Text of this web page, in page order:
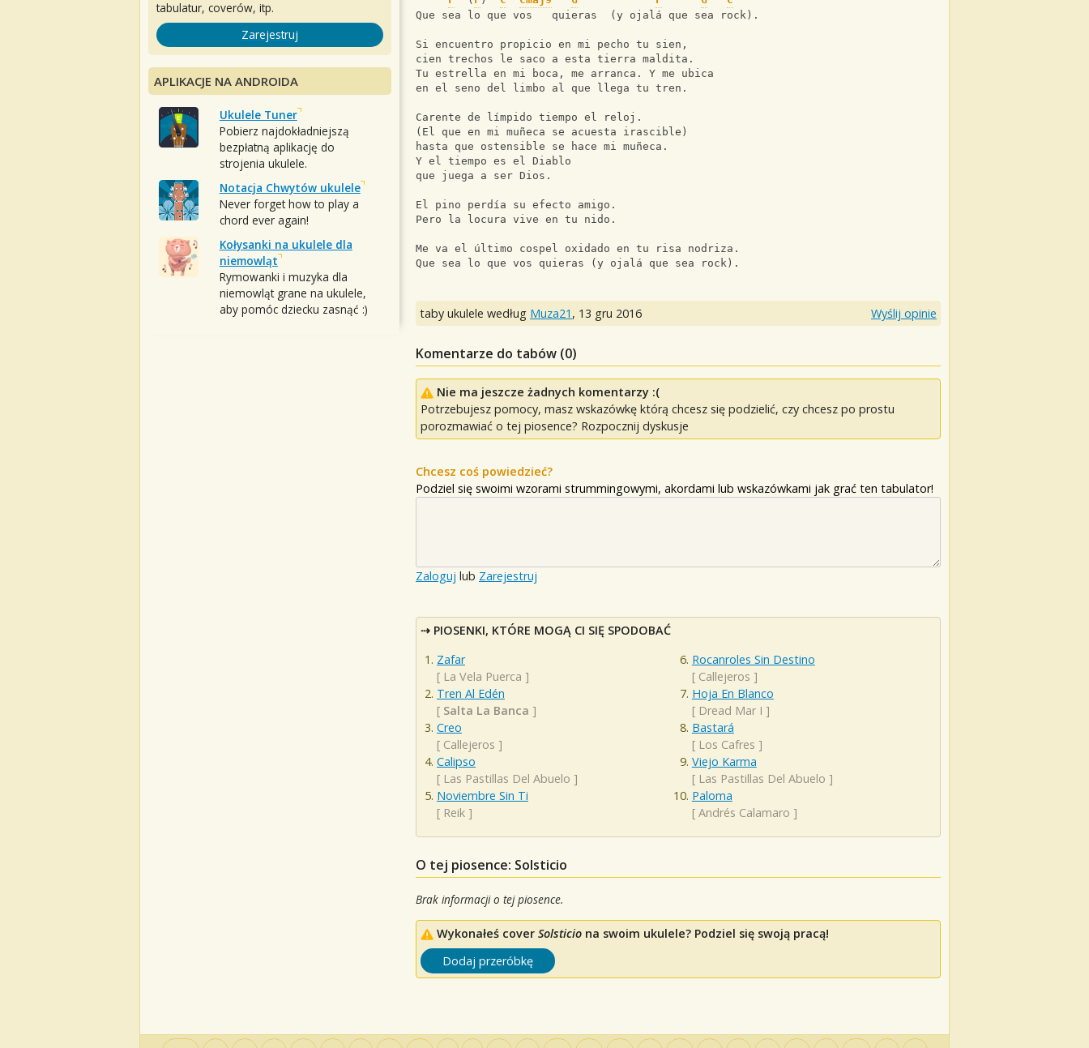
Que sea lo que vos   quieras  (y ojalá que sea rock).
Si encuentro propicio en mi pecho tu sien,
cien trechos le saco a esta tierra maldita.
Tu estrella en mi boca, me arranca. Y me ubica
en el seno del limbo al que llega tu tren.
Carente de límpido tiempo el reloj.
(El que en mi muñeca se acuesta irascible)
hasta que ostensible se hace mi muñeca.
Y el tiempo es el Diablo
que juega a ser Dios.
El pino perdía su efecto amigo.
Pero la locura vive en tu nido.
Me va el último cospel oxidado en tu risa nodriza.
Que sea lo que vos quieras (y ojalá que sea rock).
taby ukulele według Muza21 , 13 gru 2016 Wyślij opinie
Komentarze do tabów (0)
Nie ma jeszcze żadnych komentarzy :(
Potrzebujesz pomocy, masz wskazówkę którą chcesz się podzielić, czy chcesz po prostu
porozmawiać o tej piosence? Rozpocznij dyskusje
Chcesz coś powiedzieć?
Podziel się swoimi wzorami strummingowymi, akordami lub wskazówkami jak grać ten tabulator!
Zaloguj lub Zarejestruj
PIOSENKI, KTÓRE MOGĄ CI SIĘ SPODOBAĆ
Zafar
[ La Vela Puerca ]
Tren Al Edén
[ Salta La Banca ]
Creo
[ Callejeros ]
Calipso
[ Las Pastillas Del Abuelo ]
Noviembre Sin Ti
[ Reik ]
Rocanroles Sin Destino
[ Callejeros ]
Hoja En Blanco
[ Dread Mar I ]
Bastará
[ Los Cafres ]
Viejo Karma
[ Las Pastillas Del Abuelo ]
Paloma
[ Andrés Calamaro ]
O tej piosence: Solsticio
Brak informacji o tej piosence.
Wykonałeś cover Solsticio na swoim ukulele? Podziel się swoją pracą!
Dodaj przeróbkę
tabulatur, coverów, itp.
Zarejestruj
APLIKACJE NA ANDROIDA
Ukulele Tuner
Pobierz najdokładniejszą
bezpłatną aplikację do
strojenia ukulele.
Notacja Chwytów ukulele
Never forget how to play a
chord ever again!
Kołysanki na ukulele dla
niemowląt
Rymowanki i muzyka dla
niemowląt grane na ukulele,
aby pomóc dziecku zasnąć :)